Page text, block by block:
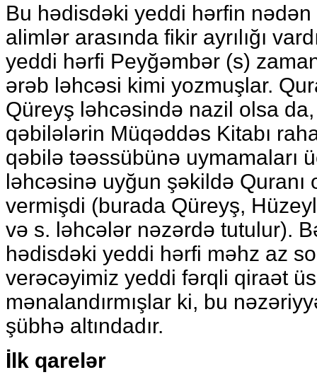
Bu hədisdəki yeddi hərfin
alimlər arasında fikir ayrılığı
yeddi hərfi Peyğəmbər (s)
ərəb ləhcəsi kimi yozmuşlar.
Qüreyş ləhcəsində nazil olsa
qəbilələrin Müqəddəs Kitabı
qəbilə təəssübünə uymamaları
ləhcəsinə uyğun şəkildə Quranı
vermişdi (burada Qüreyş,
və s. ləhcələr nəzərdə tutulur).
hədisdəki yeddi hərfi məhz az
verəcəyimiz yeddi fərqli qiraət
mənalandırmışlar ki, bu
şübhə altındadır.
İlk qarelər